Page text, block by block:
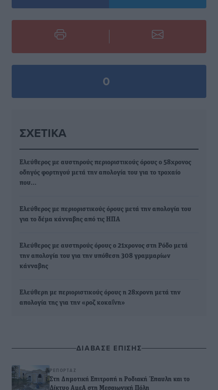
0
ΣΧΕΤΙΚΆ
Ελεύθερος με αυστηρούς περιοριστικούς όρους ο 58χρονος
οδηγός φορτηγού μετά την απολογία του για το τροχαίο
που…
Ελεύθερος με περιοριστικούς όρους μετά την απολογία του
για το δέμα κάνναβης από τις ΗΠΑ
Ελεύθερος με αυστηρούς όρους ο 21χρονος στη Ρόδο μετά
την απολογία του για την υπόθεση 308 γραμμαρίων
κάνναβης
Ελεύθερη με περιοριστικούς όρους η 28χρονη μετά την
απολογία της για την «ροζ κοκαΐνη»
ΔΙΑΒΑΣΕ ΕΠΙΣΗΣ
ΡΕΠΟΡΤΆΖ
Στη Δημοτική Επιτροπή η Ροδιακή Έπαυλη και το
Δίκτυο ΑμεΑ στη Μεσαιωνική Πόλη